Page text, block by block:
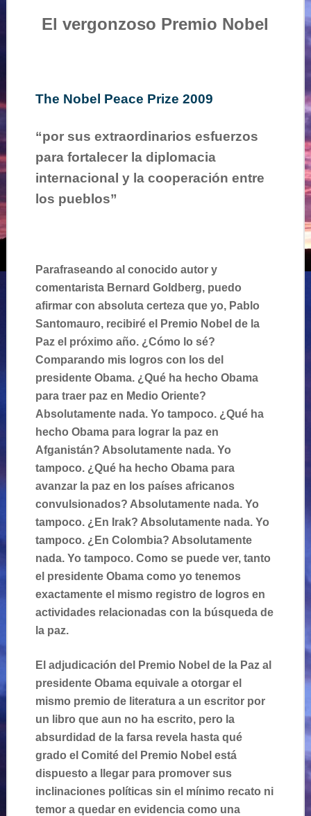
El vergonzoso Premio Nobel
The Nobel Peace Prize 2009
“por sus extraordinarios esfuerzos
para fortalecer la diplomacia
internacional y la cooperación entre
los pueblos”
Parafraseando al conocido autor y
comentarista Bernard Goldberg, puedo
afirmar con absoluta certeza que yo, Pablo
Santomauro, recibiré el Premio Nobel de la
Paz el próximo año. ¿Cómo lo sé?
Comparando mis logros con los del
presidente Obama. ¿Qué ha hecho Obama
para traer paz en Medio Oriente?
Absolutamente nada. Yo tampoco. ¿Qué ha
hecho Obama para lograr la paz en
Afganistán? Absolutamente nada. Yo
tampoco. ¿Qué ha hecho Obama para
avanzar la paz en los países africanos
convulsionados? Absolutamente nada. Yo
tampoco. ¿En Irak? Absolutamente nada. Yo
tampoco. ¿En Colombia? Absolutamente
nada. Yo tampoco. Como se puede ver, tanto
el presidente Obama como yo tenemos
exactamente el mismo registro de logros en
actividades relacionadas con la búsqueda de
la paz.
El adjudicación del Premio Nobel de la Paz al
presidente Obama equivale a otorgar el
mismo premio de literatura a un escritor por
un libro que aun no ha escrito, pero la
absurdidad de la farsa revela hasta qué
grado el Comité del Premio Nobel está
dispuesto a llegar para promover sus
inclinaciones políticas sin el mínimo recato ni
temor a quedar en evidencia como una